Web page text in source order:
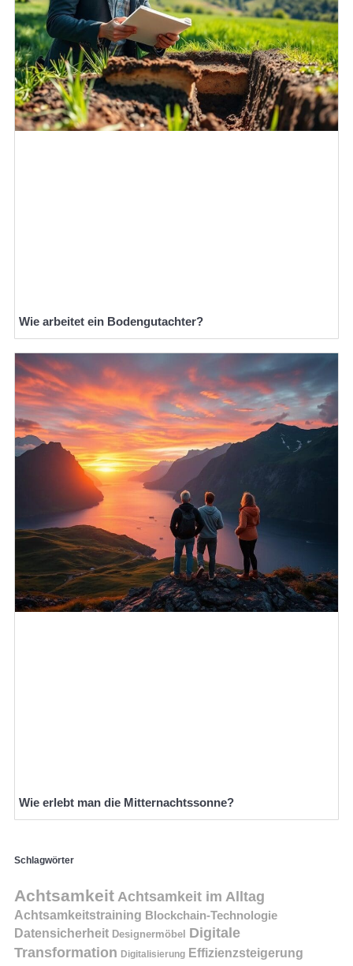
Wie arbeitet ein Bodengutachter?
Wie erlebt man die Mitternachtssonne?
Schlagwörter
Achtsamkeit Achtsamkeit im Alltag
Achtsamkeitstraining Blockchain-Technologie
Datensicherheit Designermöbel
Digitale
Transformation Digitalisierung Effizienzsteigerung